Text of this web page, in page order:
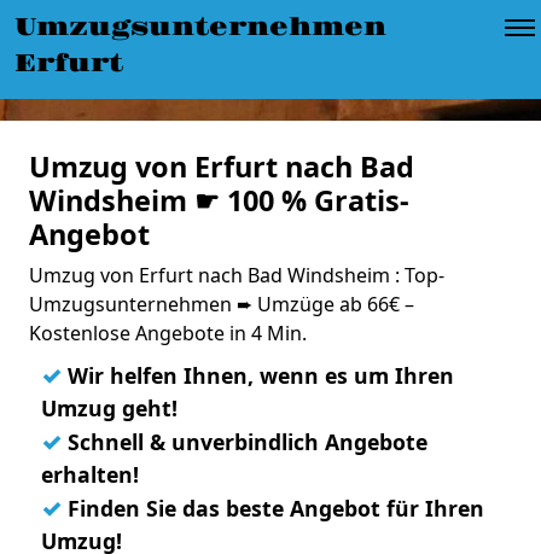
Umzugsunternehmen
Erfurt
Umzug von Erfurt nach Bad
Windsheim ☛ 100 % Gratis-
Angebot
Umzug von Erfurt nach Bad Windsheim : Top-
Umzugsunternehmen ➨ Umzüge ab 66€ –
Kostenlose Angebote in 4 Min.
✓ Wir helfen Ihnen, wenn es um Ihren
Umzug geht!
✓ Schnell & unverbindlich Angebote
erhalten!
✓ Finden Sie das beste Angebot für Ihren
Umzug!